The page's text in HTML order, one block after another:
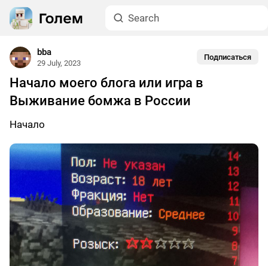
bba
29 July, 2023
Подписаться
Начало моего блога или игра в
Выживание бомжа в России
Начало